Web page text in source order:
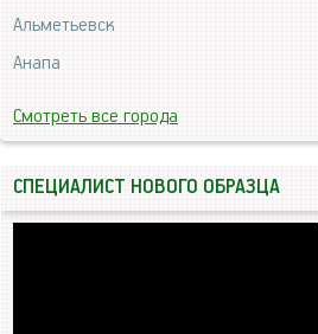
Альметьевск
Анапа
Смотреть все города
СПЕЦИАЛИСТ НОВОГО ОБРАЗЦА